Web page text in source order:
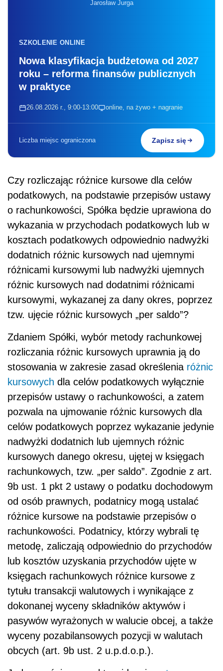
Jarosław Jurga
SZKOLENIE ONLINE
Nowa klasyfikacja budżetowa od 2027
roku – reforma finansów publicznych
w praktyce
26.08.2026 r., 9:00-13:00 online, na żywo + nagranie
Liczba miejsc ograniczona Zapisz się
Czy rozliczając różnice kursowe dla celów
podatkowych, na podstawie przepisów ustawy
o rachunkowości, Spółka będzie uprawiona do
wykazania w przychodach podatkowych lub w
kosztach podatkowych odpowiednio nadwyżki
dodatnich różnic kursowych nad ujemnymi
różnicami kursowymi lub nadwyżki ujemnych
różnic kursowych nad dodatnimi różnicami
kursowymi, wykazanej za dany okres, poprzez
tzw. ujęcie różnic kursowych „per saldo”?
Zdaniem Spółki, wybór metody rachunkowej
rozliczania różnic kursowych uprawnia ją do
stosowania w zakresie zasad określenia różnic
kursowych dla celów podatkowych wyłącznie
przepisów ustawy o rachunkowości, a zatem
pozwala na ujmowanie różnic kursowych dla
celów podatkowych poprzez wykazanie jedynie
nadwyżki dodatnich lub ujemnych różnic
kursowych danego okresu, ujętej w księgach
rachunkowych, tzw. „per saldo”. Zgodnie z art.
9b ust. 1 pkt 2 ustawy o podatku dochodowym
od osób prawnych, podatnicy mogą ustalać
różnice kursowe na podstawie przepisów o
rachunkowości. Podatnicy, którzy wybrali tę
metodę, zaliczają odpowiednio do przychodów
lub kosztów uzyskania przychodów ujęte w
księgach rachunkowych różnice kursowe z
tytułu transakcji walutowych i wynikające z
dokonanej wyceny składników aktywów i
pasywów wyrażonych w walucie obcej, a także
wyceny pozabilansowych pozycji w walutach
obcych (art. 9b ust. 2 u.p.d.o.p.).